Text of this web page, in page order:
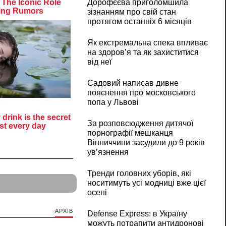
АРХІВ
Дорофєєва приголомшила
зізнанням про свій стан
протягом останніх 6 місяців
Як екстремальна спека впливає
на здоров’я та як захиститися
від неї
Садовий написав дивне
пояснення про московського
попа у Львові
За розповсюдження дитячої
порнографії мешканця
Вінниччини засудили до 9 років
ув’язнення
Тренди головних уборів, які
носитимуть усі модниці вже цієї
осені
Defense Express: в Україну
можуть потрапити антидронові